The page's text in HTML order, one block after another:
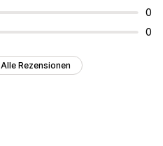
0
0
Alle Rezensionen